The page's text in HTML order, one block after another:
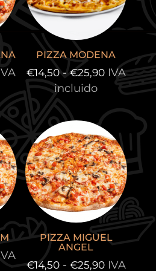
PIZZA MODENA
€14,50 - €25,90Rango
de
desde
€14,50
hasta
€25,90
IVA
incluido
PIZZA MIGUEL
ANGEL
€14,50 - €25,90Rango
IVA